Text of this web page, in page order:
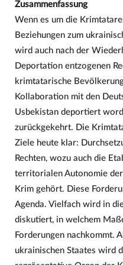
Zusammenfassung
Wenn es um die
Beziehungen zum
wird auch nach der
Deportation entzogenen
krimtatarische
Kollaboration mit den
Usbekistan deportiert
zurückgekehrt. Die
Ziele heute klar:
Rechten, wozu auch die
territorialen Autonomie
Krim gehört. Diese
Agenda. Vielfach wird in
diskutiert, in welchem
Forderungen nachkommt.
ukrainischen Staates wird